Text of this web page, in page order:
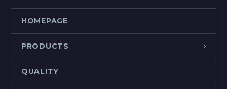
HOMEPAGE
PRODUCTS
QUALITY